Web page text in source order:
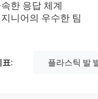
한 응답 체계
니어의 우수한 팀
표: 플라스틱 발